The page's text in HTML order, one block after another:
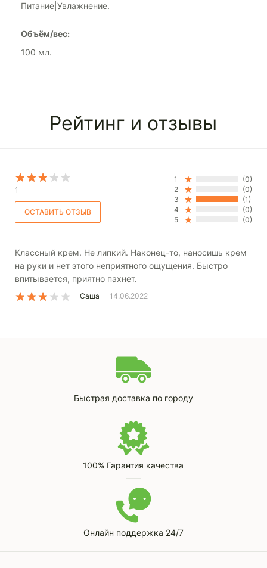
Питание|Увлажнение.
Объём/вес:
100 мл.
Рейтинг и отзывы
1
1
(0)
2
(0)
3
(1)
4
(0)
5
(0)
Классный крем. Не липкий. Наконец-то, наносишь крем
на руки и нет этого неприятного ощущения. Быстро
впитывается, приятно пахнет.
Саша 14.06.2022
Быстрая доставка по городу
100% Гарантия качества
Онлайн поддержка 24/7